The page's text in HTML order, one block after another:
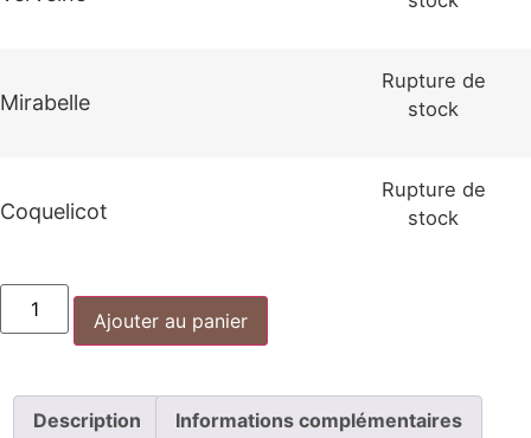
Mirabelle
Rupture de
stock
Coquelicot
Rupture de
stock
Ajouter au panier
Description Informations complémentaires